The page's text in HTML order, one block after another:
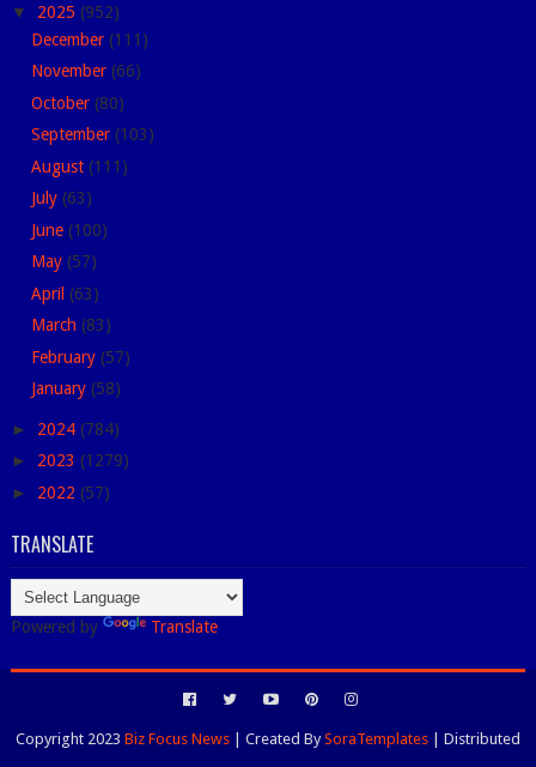
▼ 2025 (952)
December (111)
November (66)
October (80)
September (103)
August (111)
July (63)
June (100)
May (57)
April (63)
March (83)
February (57)
January (58)
► 2024 (784)
► 2023 (1279)
► 2022 (57)
TRANSLATE
Powered by Translate
Copyright 2023 Biz Focus News| Created BySoraTemplates| Distributed